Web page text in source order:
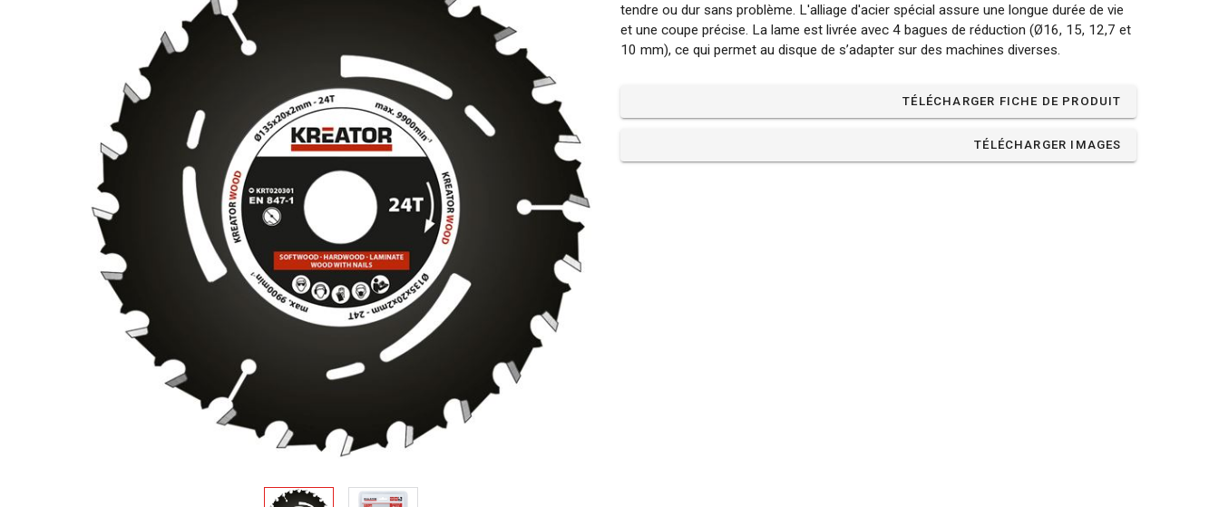
tendre ou dur sans problème. L'alliage d'acier spécial assure une longue durée de vie
et une coupe précise. La lame est livrée avec 4 bagues de réduction (Ø16, 15, 12,7 et
10 mm), ce qui permet au disque de s’adapter sur des machines diverses.
TÉLÉCHARGER FICHE DE PRODUIT
TÉLÉCHARGER IMAGES